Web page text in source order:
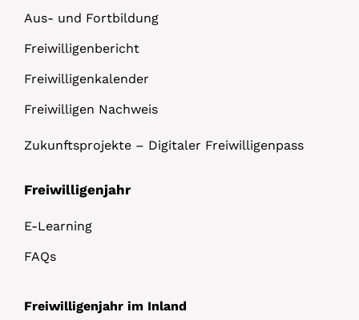
Aus- und Fortbildung
Freiwilligenbericht
Freiwilligenkalender
Freiwilligen Nachweis
Zukunftsprojekte – Digitaler Freiwilligenpass
Freiwilligenjahr
E-Learning
FAQs
Freiwilligenjahr im Inland